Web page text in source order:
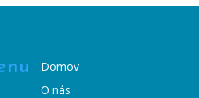
Domov
O nás